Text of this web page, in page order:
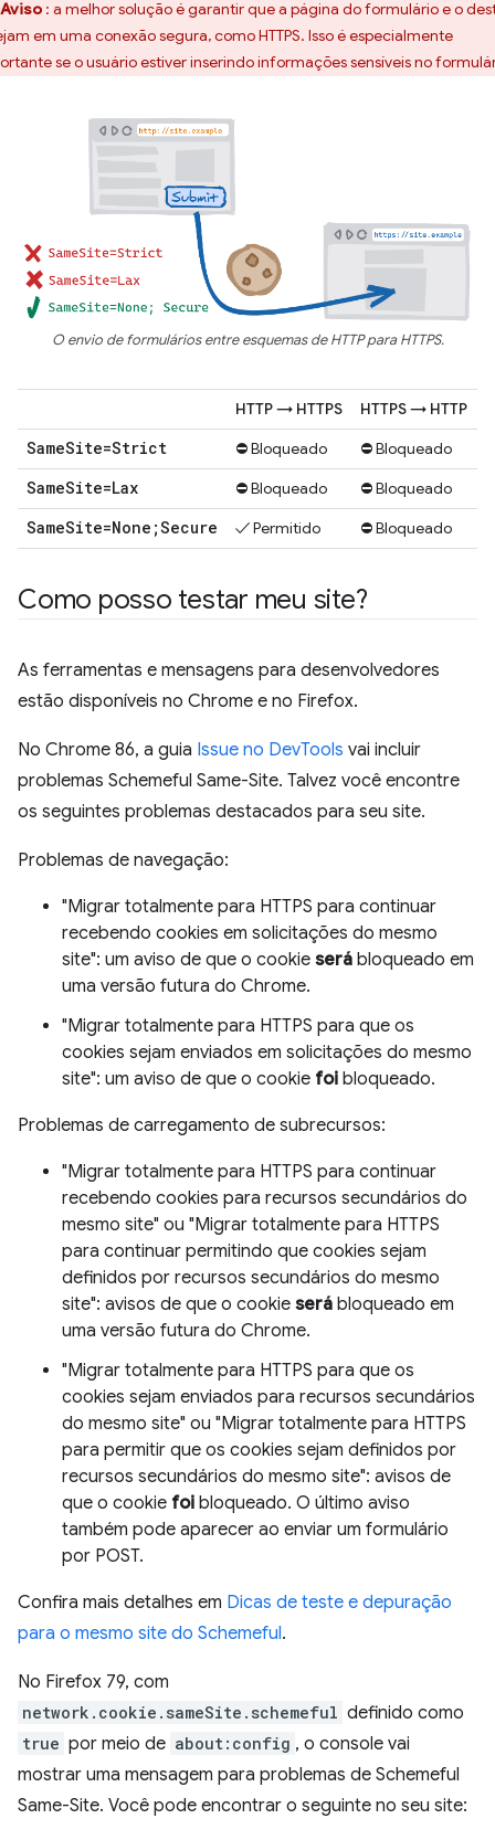
Aviso : a melhor solução é garantir que a página do formulário e o
em uma conexão segura, como HTTPS. Isso é especialmente
se o usuário estiver inserindo informações sensíveis no
O envio de formulários entre esquemas de HTTP para HTTPS.
HTTP → HTTPS HTTPS → HTTP
SameSite=Strict ⛔ Bloqueado ⛔ Bloqueado
SameSite=Lax ⛔ Bloqueado ⛔ Bloqueado
SameSite=None;Secure ✓ Permitido ⛔ Bloqueado
Como posso testar meu site?
As ferramentas e mensagens para desenvolvedores
estão disponíveis no Chrome e no Firefox.
No Chrome 86, a guia Issue no DevTools vai incluir
problemas Schemeful Same-Site. Talvez você encontre
os seguintes problemas destacados para seu site.
Problemas de navegação:
"Migrar totalmente para HTTPS para continuar
recebendo cookies em solicitações do mesmo
site": um aviso de que o cookie será bloqueado em
uma versão futura do Chrome.
"Migrar totalmente para HTTPS para que os
cookies sejam enviados em solicitações do mesmo
site": um aviso de que o cookie foi bloqueado.
Problemas de carregamento de subrecursos:
"Migrar totalmente para HTTPS para continuar
recebendo cookies para recursos secundários do
mesmo site" ou "Migrar totalmente para HTTPS
para continuar permitindo que cookies sejam
definidos por recursos secundários do mesmo
site": avisos de que o cookie será bloqueado em
uma versão futura do Chrome.
"Migrar totalmente para HTTPS para que os
cookies sejam enviados para recursos secundários
do mesmo site" ou "Migrar totalmente para HTTPS
para permitir que os cookies sejam definidos por
recursos secundários do mesmo site": avisos de
que o cookie foi bloqueado. O último aviso
também pode aparecer ao enviar um formulário
por POST.
Confira mais detalhes em Dicas de teste e depuração
para o mesmo site do Schemeful.
No Firefox 79, com
network.cookie.sameSite.schemeful definido como
true por meio de about:config , o console vai
mostrar uma mensagem para problemas de Schemeful
Same-Site. Você pode encontrar o seguinte no seu site: